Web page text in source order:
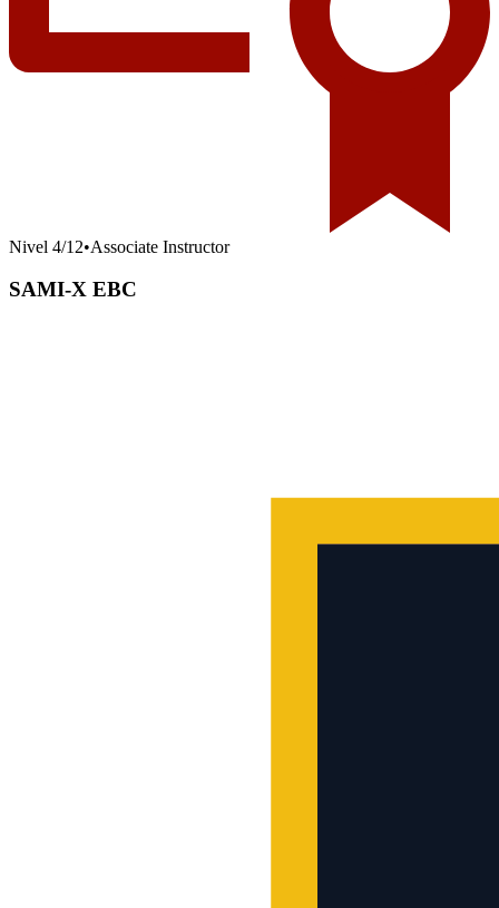
Nivel 4/12•Associate Instructor
SAMI-X EBC